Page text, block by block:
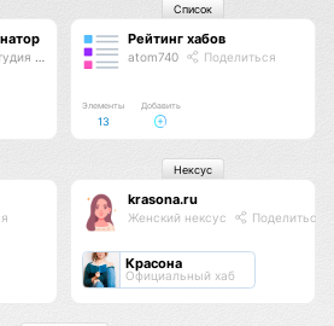
Рейтинг хабов
atom740 Поделиться
Элементы
13
Добавить
Список
krasona.ru
Женский нексус Поделиться
Красона
Официальный хаб
Нексус